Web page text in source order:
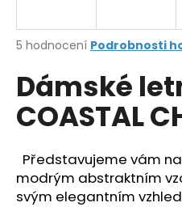
Průměrné
produktu
je
4,4
z
hvězdiček.
5 hodnocení Podrobnosti
Dámské
COASTAL
Představujeme vám
modrým abstraktním
svým elegantním
j
t
?